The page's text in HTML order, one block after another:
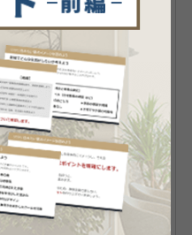
宅購入した為、返
減っていく恐怖
直しを行い、根本
不安を減らすコツ
生かしお客様が同
えるべく「マイ
として活動中。